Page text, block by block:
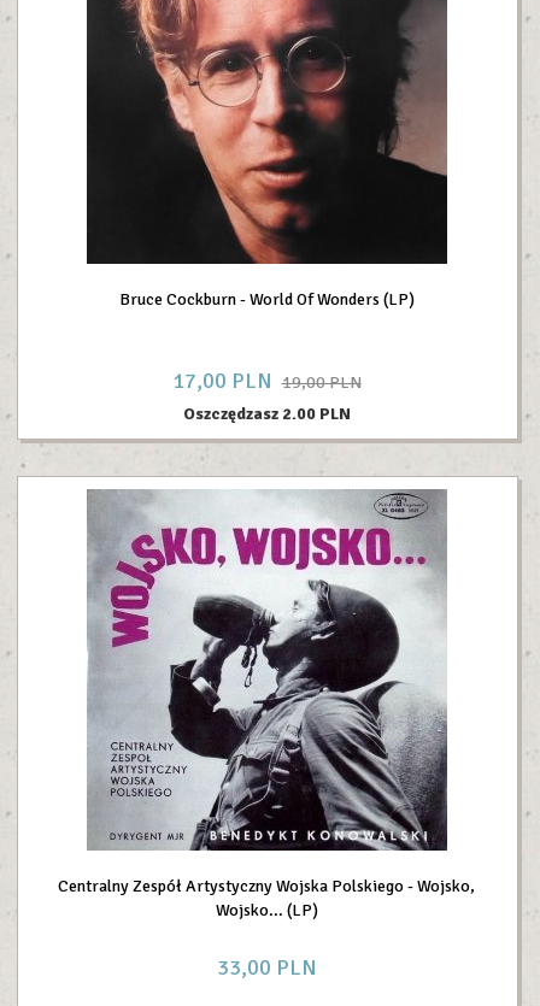
Bruce Cockburn - World Of Wonders (LP)
17,00 PLN 19,00 PLN
Oszczędzasz 2.00 PLN
Centralny Zespół Artystyczny Wojska Polskiego - Wojsko,
Wojsko... (LP)
33,00 PLN